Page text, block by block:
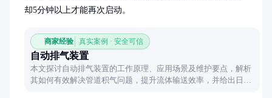
却5分钟以上才能再次启动。
商家经验 真实案例 · 安全可信
自动排气装置
本文探讨自动排气装置的工作原理、应用场景及维护要点，解析
其如何有效解决管道积气问题，提升流体输送效率，并给出日常